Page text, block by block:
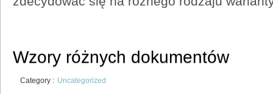
Wzory różnych dokumentów
Category : Uncategorized